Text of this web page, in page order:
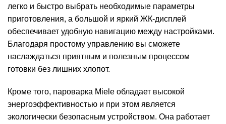
легко и быстро выбрать необходимые параметры
приготовления, а большой и яркий ЖК-дисплей
обеспечивает удобную навигацию между настройками.
Благодаря простому управлению вы сможете
наслаждаться приятным и полезным процессом
готовки без лишних хлопот.
Кроме того, пароварка Miele обладает высокой
энергоэффективностью и при этом является
экологически безопасным устройством. Она работает